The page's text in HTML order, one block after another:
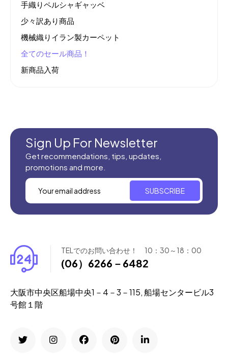
手織りペルシャギャッベ
少々訳あり商品
機械織りイラン製カーペット
全てのセール商品！
新商品入荷
Sign Up For Newsletter
Get recommendations, tips, updates,
promotions and more.
SUBSCRIBE
TELでのお問い合わせ！ 10：30～18：00
(06）6266－6482
大阪市中央区船場中央1－4－3－115, 船場センタービル3
号館１階